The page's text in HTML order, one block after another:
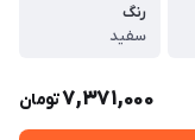
رنگ
سفید
7,371,000تومان